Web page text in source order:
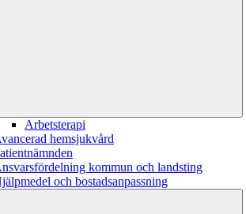
Arbetsterapi
hemsjukvård
kommun och landsting
och bostadsanpassning